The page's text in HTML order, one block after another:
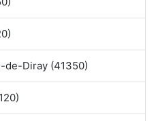
de-Diray (41350)